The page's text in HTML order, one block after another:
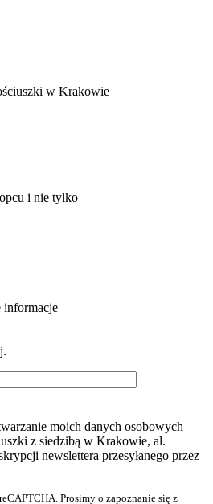
w Krakowie
i nie tylko
informacje
moich danych osobowych
z siedzibą w Krakowie, al.
newslettera przesyłanego przez
Prosimy o zapoznanie się z